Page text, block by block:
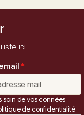
ici.
*
soin de vos données
de confidentialité